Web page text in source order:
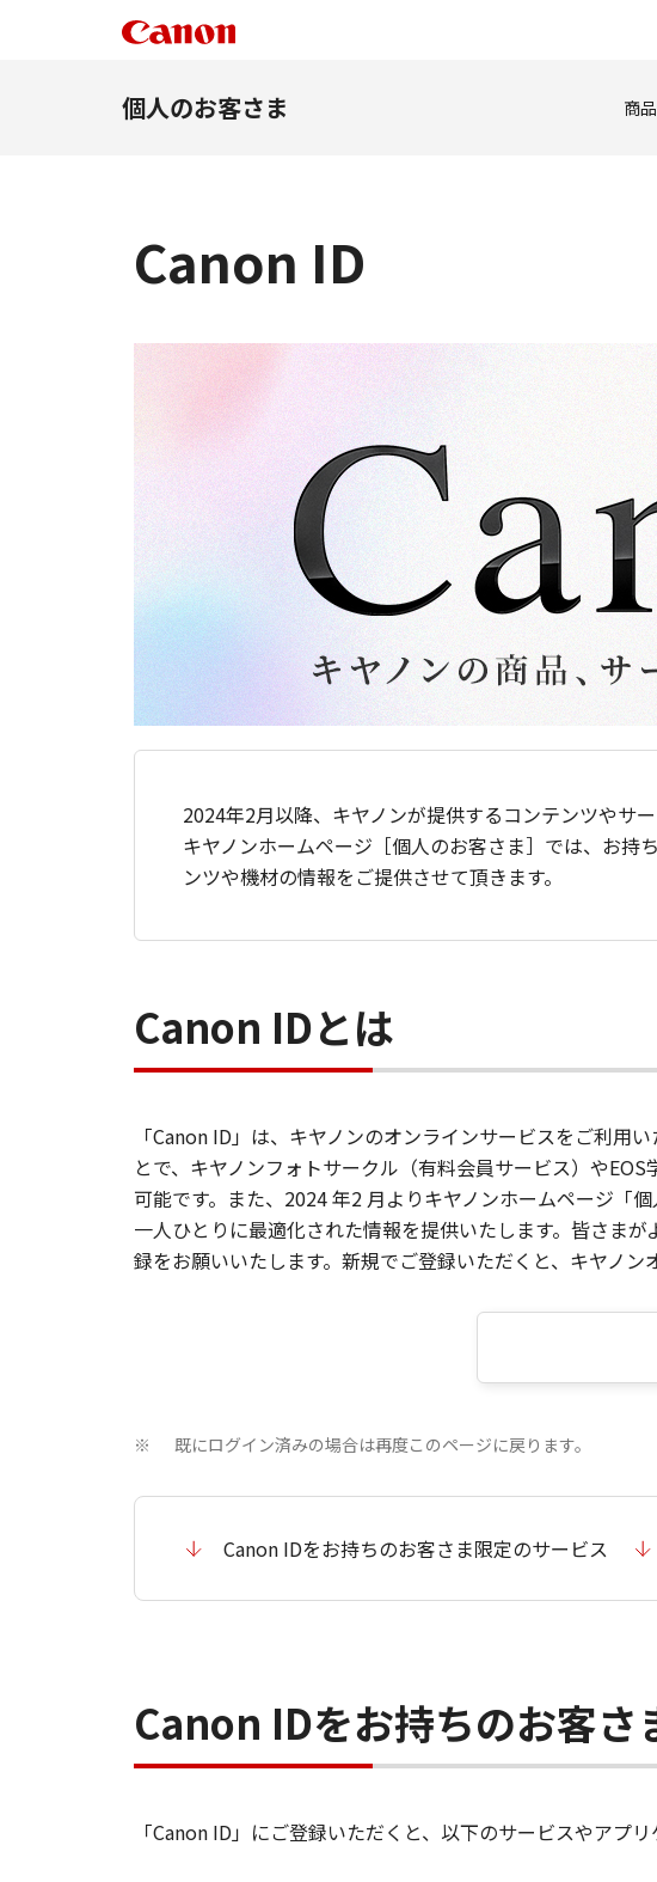
個人のお客さま 商
Canon ID
2024年2月以降、キヤノンが提供するコンテンツやサ
キヤノンホームページ［個人のお客さま］では、お持
ンツや機材の情報をご提供させて頂きます。
Canon IDとは
「Canon ID」は、キヤノンのオンラインサービスをご利用
とで、キヤノンフォトサークル（有料会員サービス）や
可能です。また、2024 年2 月よりキヤノンホームページ「
一人ひとりに最適化された情報を提供いたします。皆さま
録をお願いいたします。新規でご登録いただくと、キヤノ
※ 既にログイン済みの場合は再度このページに戻ります。
Canon IDをお持ちのお客さま限定のサービス
Canon IDをお持ちのお客さ
「Canon ID」にご登録いただくと、以下のサービスやアプ